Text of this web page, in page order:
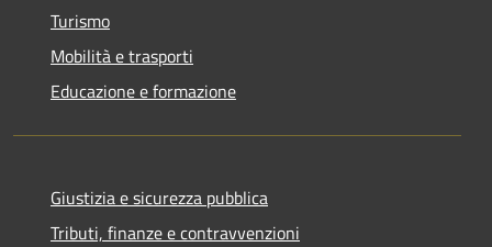
Turismo
Mobilità e trasporti
Educazione e formazione
Giustizia e sicurezza pubblica
Tributi, finanze e contravvenzioni